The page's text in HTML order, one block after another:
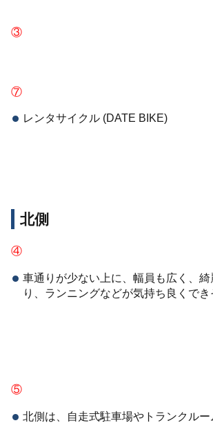
③
⑦
レンタサイクル (DATE BIKE)
北側
④
車通りが少ない上に、幅員も広く、
り、ランニングなどが気持ち良くでき
⑤
北側は、自走式駐車場やトランクルー